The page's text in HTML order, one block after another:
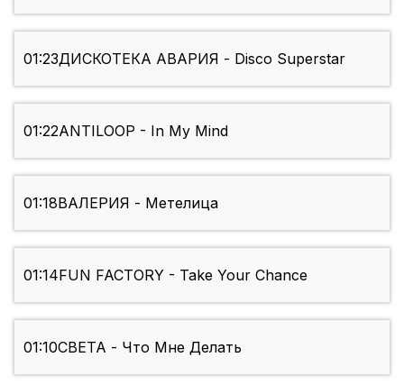
01:23ДИСКОТЕКА АВАРИЯ - Disco Superstar
01:22ANTILOOP - In My Mind
01:18ВАЛЕРИЯ - Метелица
01:14FUN FACTORY - Take Your Chance
01:10СВЕТА - Что Мне Делать